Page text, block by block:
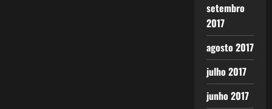
setembro
2017
agosto 2017
julho 2017
junho 2017